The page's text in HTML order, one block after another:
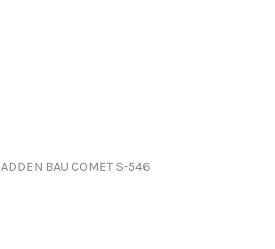
ADDEN BAU COMET S-546